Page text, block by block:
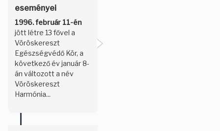
eseményei
1996. február 11-én
jött létre 13 fővel a
Vöröskereszt
Egészségvédő Kör, a
következő év január 8-
án változott a név
Vöröskereszt
Harmónia...